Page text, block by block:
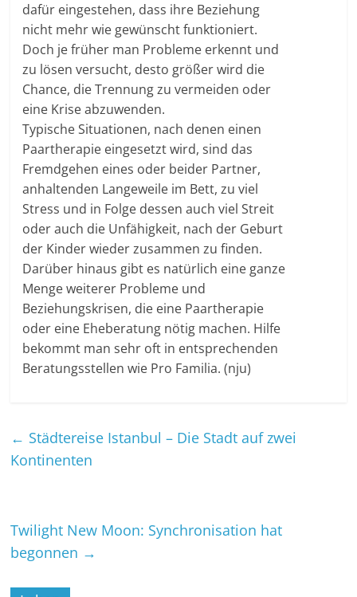
dafür eingestehen, dass ihre Beziehung
nicht mehr wie gewünscht funktioniert.
Doch je früher man Probleme erkennt und
zu lösen versucht, desto größer wird die
Chance, die Trennung zu vermeiden oder
eine Krise abzuwenden.
Typische Situationen, nach denen einen
Paartherapie eingesetzt wird, sind das
Fremdgehen eines oder beider Partner,
anhaltenden Langeweile im Bett, zu viel
Stress und in Folge dessen auch viel Streit
oder auch die Unfähigkeit, nach der Geburt
der Kinder wieder zusammen zu finden.
Darüber hinaus gibt es natürlich eine ganze
Menge weiterer Probleme und
Beziehungskrisen, die eine Paartherapie
oder eine Eheberatung nötig machen. Hilfe
bekommt man sehr oft in entsprechenden
Beratungsstellen wie Pro Familia. (nju)
← Städtereise Istanbul – Die Stadt auf zwei
Kontinenten
Twilight New Moon: Synchronisation hat
begonnen →